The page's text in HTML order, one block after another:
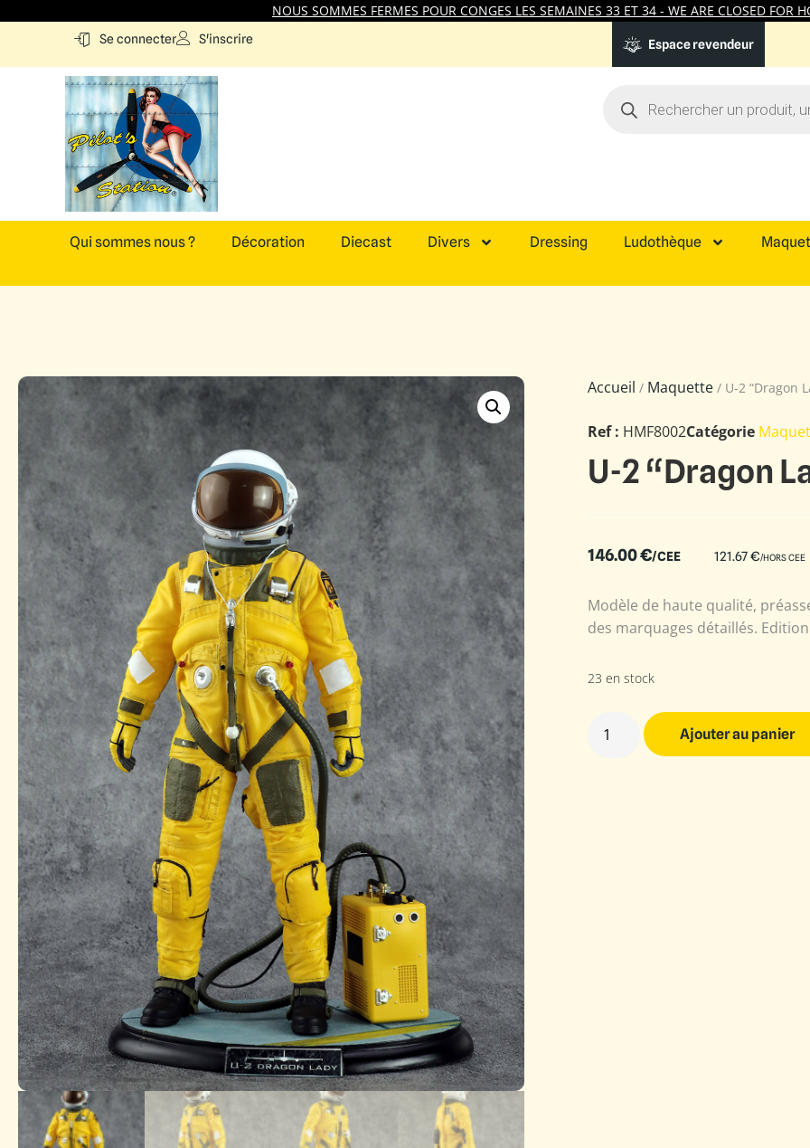
NOUS SOMMES FERMES POUR CONGES LES SEMAINES 33 ET 34 - WE ARE CLOSED FOR
Se connecter S'inscrire Espace revendeur
Qui sommes nous ? Décoration Diecast Divers Dressing Ludothèque
Accueil / Maquette / U-2 “Dragon
Ref : HMF8002Catégorie
U-2 “Dragon
146.00€/CEE 121.67€/HORS CEE
Modèle de haute qualité,
des marquages détaillés.
23 en stock
Ajouter au panier